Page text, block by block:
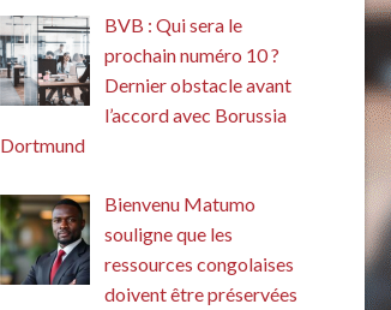
BVB : Qui sera le
prochain numéro 10 ?
Dernier obstacle avant
l’accord avec Borussia
Dortmund
Bienvenu Matumo
souligne que les
ressources congolaises
doivent être préservées